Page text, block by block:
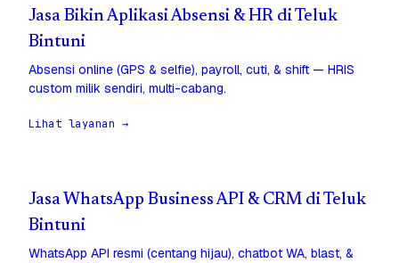
Jasa Bikin Aplikasi Absensi & HR di Teluk
Bintuni
Absensi online (GPS & selfie), payroll, cuti, & shift — HRIS
custom milik sendiri, multi-cabang.
Lihat layanan →
Jasa WhatsApp Business API & CRM di Teluk
Bintuni
WhatsApp API resmi (centang hijau), chatbot WA, blast, &